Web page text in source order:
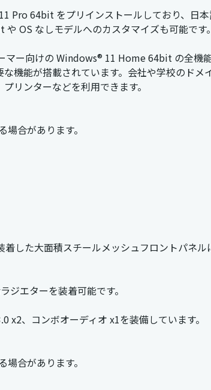
Pro 64bit をプリインストールしており、日
OS なしモデルへのカスタマイズも可能です。
ー向けの Windows® 11 Home 64bit の全機
機能が搭載されています。会社や学校のド
リンターなどを利用できます。
合があります。
した大面積スチールメッシュフロントパネ
ジエターを装着可能です。
x2、コンボオーディオ x1を装備しています。
合があります。